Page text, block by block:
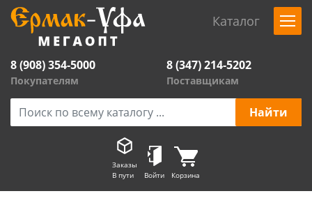
Каталог
8 (908) 354-5000
Покупателям
8 (347) 214-5202
Поставщикам
Заказы
В пути
Войти Корзина